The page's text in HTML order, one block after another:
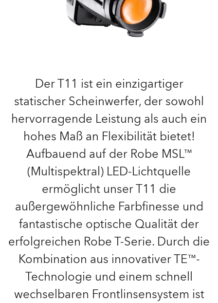
Der T11 ist ein einzigartiger
statischer Scheinwerfer, der sowohl
hervorragende Leistung als auch ein
hohes Maß an Flexibilität bietet!
Aufbauend auf der Robe MSL™
(Multispektral) LED-Lichtquelle
ermöglicht unser T11 die
außergewöhnliche Farbfinesse und
fantastische optische Qualität der
erfolgreichen Robe T-Serie. Durch die
Kombination aus innovativer TE™-
Technologie und einem schnell
wechselbaren Frontlinsensystem ist